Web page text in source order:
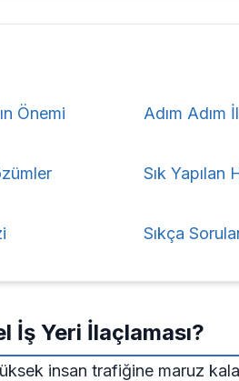
Önemi Adım Adım
Sık Yapılan
Sıkça
İş Yeri İlaçlaması?
insan trafiğine maruz